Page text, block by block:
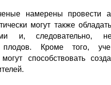
намерены провести
могут также
и, следовательно,
плодов. Кроме того,
могут способствовать